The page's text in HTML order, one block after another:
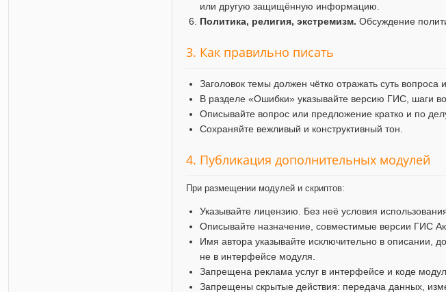
или другую защищённую информацию.
Политика, религия, экстремизм. Обсуждение
3. Как правильно писать
Заголовок темы должен чётко отражать суть вопроса
В разделе «Ошибки» указывайте версию ГИС, шаги
Описывайте вопрос или предложение кратко и по
Сохраняйте вежливый и конструктивный тон.
4. Публикация дополнительных модулей
При размещении модулей и скриптов:
Указывайте лицензию. Без неё условия
Описывайте назначение, совместимые версии ГИС
Имя автора указывайте исключительно в описании,
не в интерфейсе модуля.
Запрещена реклама услуг в интерфейсе и коде
Запрещены скрытые действия: передача данных,